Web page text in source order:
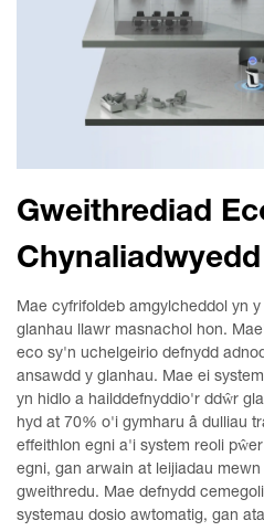
Gweithrediad
Chynaliadwyedd
Mae cyfrifoldeb amgylcheddol yn
glanhau llawr masnachol hon.
eco sy'n uchelgeirio defnydd
ansawdd y glanhau. Mae ei
yn hidlo a hailddefnyddio'r ddŵr
hyd at 70% o'i gymharu â dulliau
effeithlon egni a'i system reoli
egni, gan arwain at leijiadau
gweithredu. Mae defnydd
systemau dosio awtomatig, gan